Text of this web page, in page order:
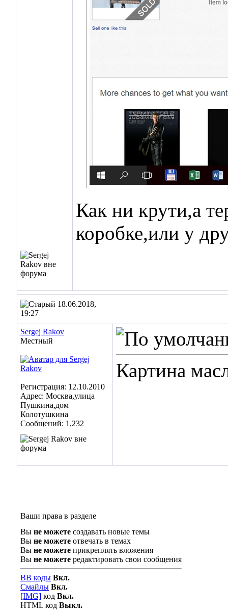
Как ни крути,а
коробке,или у
18.06.2018,
19:27
Sergej Rakov
Местный
Регистрация: 12.10.2010
Адрес: Москва,улица
Пушкина,дом
Колотушкина
Сообщений: 1,232
Картина
Ваши права в разделе
Вы не можете создавать новые темы
Вы не можете отвечать в темах
Вы не можете прикреплять вложения
Вы не можете редактировать свои сообщения
BB коды Вкл.
Смайлы Вкл.
[IMG] код Вкл.
HTML код Выкл.